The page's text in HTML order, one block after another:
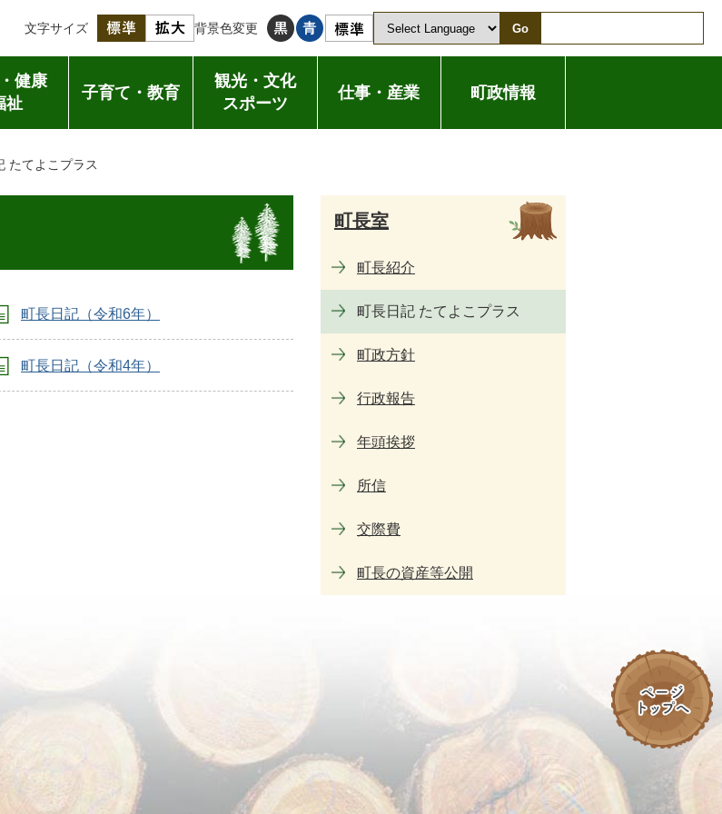
文字サイズ 背景色変更 Go
健康
祉
子育て・教育
観光・文化
スポーツ
仕事・産業 町政情報
たてよこプラス
町長日記（令和6年）
町長日記（令和4年）
町長室
町長紹介
町長日記 たてよこプラス
町政方針
行政報告
年頭挨拶
所信
交際費
町長の資産等公開